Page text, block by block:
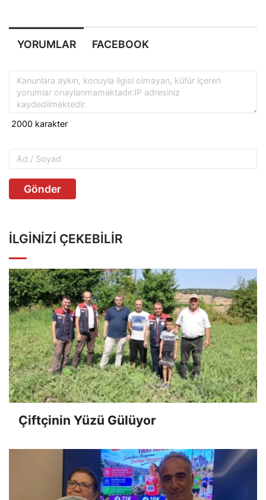
YORUMLAR FACEBOOK
Gönder
İLGINIZI ÇEKEBILIR
Çiftçinin Yüzü Gülüyor